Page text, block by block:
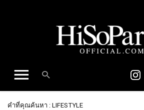
คำที่คุณค้นหา : LIFESTYLE